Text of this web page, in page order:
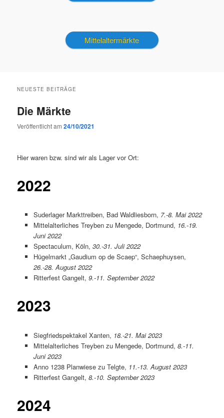
Mittelaltermärkte
NEUESTE BEITRÄGE
Die Märkte
Veröffentlicht am24/10/2021
Hier waren bzw. sind wir als Lager vor Ort:
2022
Suderlager Markttreiben, Bad Waldliesborn, 7.-8. Mai 2022
Mittelalterliches Treyben zu Mengede, Dortmund, 16.-19.
Juni 2022
Spectaculum, Köln, 30.-31. Juli 2022
Hügelmarkt „Gaudium op de Scaep“, Schaephuysen,
26.-28. August 2022
Ritterfest Gangelt, 9.-11. September 2022
2023
Siegfriedspektakel Xanten, 18.-21. Mai 2023
Mittelalterliches Treyben zu Mengede, Dortmund, 8.-11.
Juni 2023
Anno 1238 Planwiese zu Telgte, 11.-13. August 2023
Ritterfest Gangelt, 8.-10. September 2023
2024